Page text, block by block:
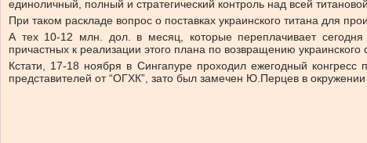
единоличный, полный и стратегический контроль над всей
При таком раскладе вопрос о поставках украинского титана для
А тех 10-12 млн. дол. в месяц, которые переплачивает сегодня
причастных к реализации этого плана по возвращению
Кстати, 17-18 ноября в Сингапуре проходил ежегодный конгресс
представителей от “ОГХК”, зато был замечен Ю.Перцев в окружении